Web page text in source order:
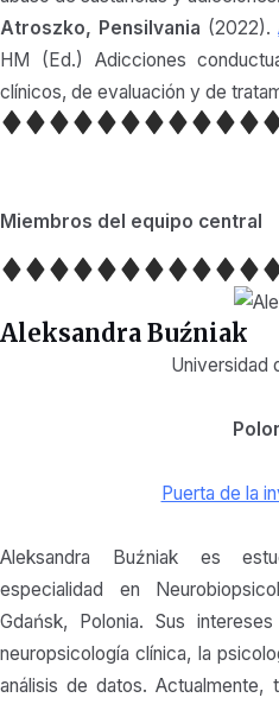
Atroszko, Pensilvania (2022).
HM (Ed.) Adicciones
clínicos, de evaluación y de
Miembros del equipo central
Aleksandra Buźniak
Universidad
Puerta de la
Aleksandra Buźniak es
especialidad en
Gdańsk, Polonia. Sus
neuropsicología clínica, la
análisis de datos. Actualmente,